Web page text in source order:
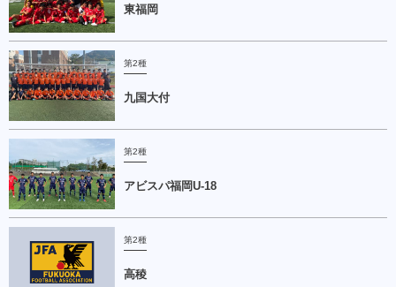
東福岡
第2種
九国大付
第2種
アビスパ福岡U-18
第2種
高稜